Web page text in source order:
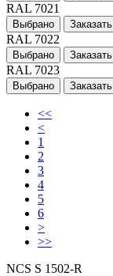
RAL 7021
Выбрано Заказать
RAL 7022
Выбрано Заказать
RAL 7023
Выбрано Заказать
<<
<
1
2
3
4
5
6
>
>>
NCS S 1502-R